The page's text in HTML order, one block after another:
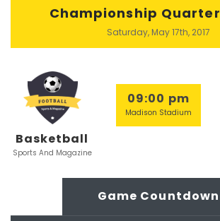
Championship
Saturday, May 17th, 2017
Basketball
Sports And Magazine
09:00 pm
Madison Stadium
Game Countdown